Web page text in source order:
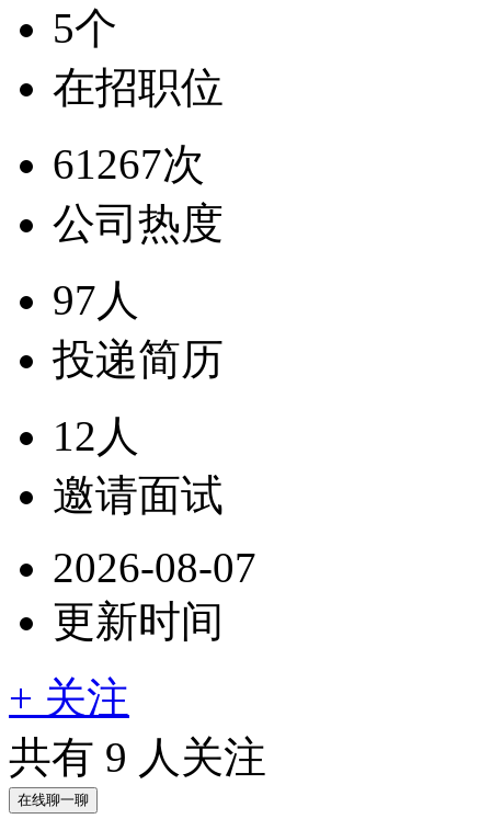
5个
在招职位
61267次
公司热度
97人
投递简历
12人
邀请面试
2026-08-07
更新时间
+ 关注
共有 9 人关注
在线聊一聊